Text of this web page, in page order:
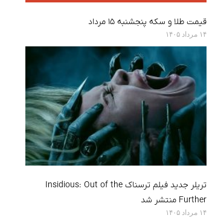
قیمت طلا و سکه پنجشنبه ۱۵ مرداد
۱۴ مرداد ۱۴۰۵
تریلر جدید فیلم ترسناک Insidious: Out of the
Further منتشر شد
۱۴ مرداد ۱۴۰۵